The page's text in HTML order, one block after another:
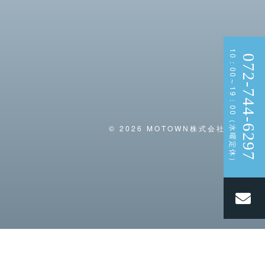
072-744-6297
10：00～19：00（水曜定休）
© 2026 MOTOWN株式会社